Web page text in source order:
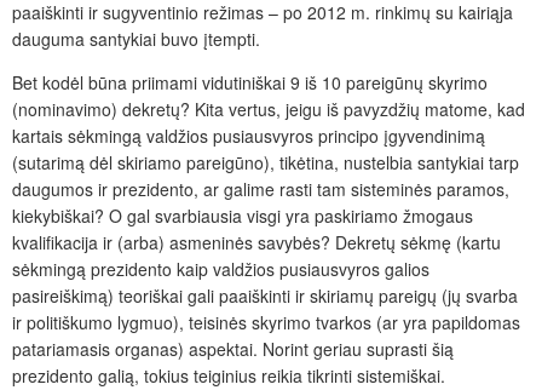
paaiškinti ir sugyventinio režimas – po 2012 m. rinkimų su kairiąja
dauguma santykiai buvo įtempti.
Bet kodėl būna priimami vidutiniškai 9 iš 10 pareigūnų skyrimo
(nominavimo) dekretų? Kita vertus, jeigu iš pavyzdžių matome, kad
kartais sėkmingą valdžios pusiausvyros principo įgyvendinimą
(sutarimą dėl skiriamo pareigūno), tikėtina, nustelbia santykiai tarp
daugumos ir prezidento, ar galime rasti tam sisteminės paramos,
kiekybiškai? O gal svarbiausia visgi yra paskiriamo žmogaus
kvalifikacija ir (arba) asmeninės savybės? Dekretų sėkmę (kartu
sėkmingą prezidento kaip valdžios pusiausvyros galios
pasireiškimą) teoriškai gali paaiškinti ir skiriamų pareigų (jų svarba
ir politiškumo lygmuo), teisinės skyrimo tvarkos (ar yra papildomas
patariamasis organas) aspektai. Norint geriau suprasti šią
prezidento galią, tokius teiginius reikia tikrinti sistemiškai.